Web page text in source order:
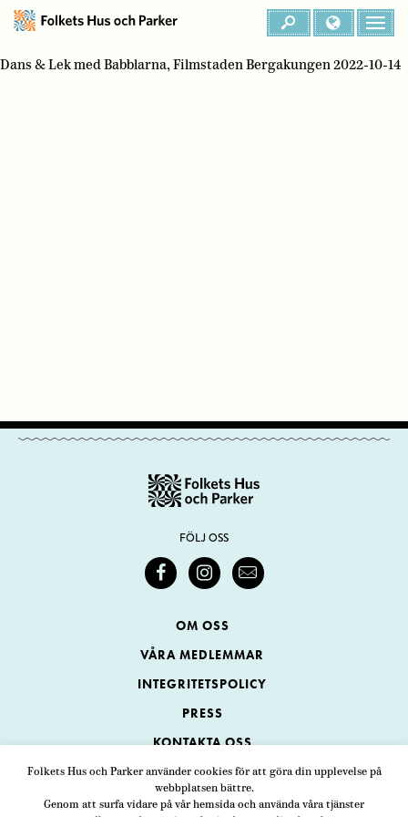
Folkets Hus och Parker använder cookies för att göra din upplevelse på
webbplatsen bättre.
Genom att surfa vidare på vår hemsida och använda våra tjänster
Dans & Lek med Babblarna, Filmstaden Bergakungen 2022-10-14
FÖLJ OSS
OM OSS
VÅRA MEDLEMMAR
INTEGRITETSPOLICY
PRESS
KONTAKTA OSS
Folkets Hus och Parker